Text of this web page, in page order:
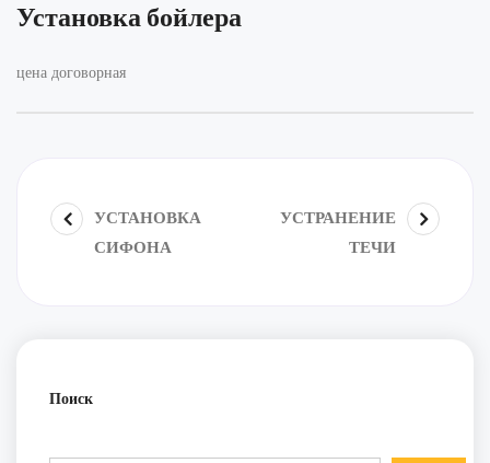
Установка бойлера
цена договорная
УСТАНОВКА
СИФОНА
УСТРАНЕНИЕ
ТЕЧИ
Поиск